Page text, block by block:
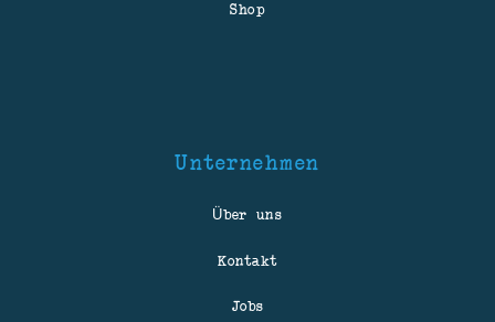
Shop
Unternehmen
Über uns
Kontakt
Jobs